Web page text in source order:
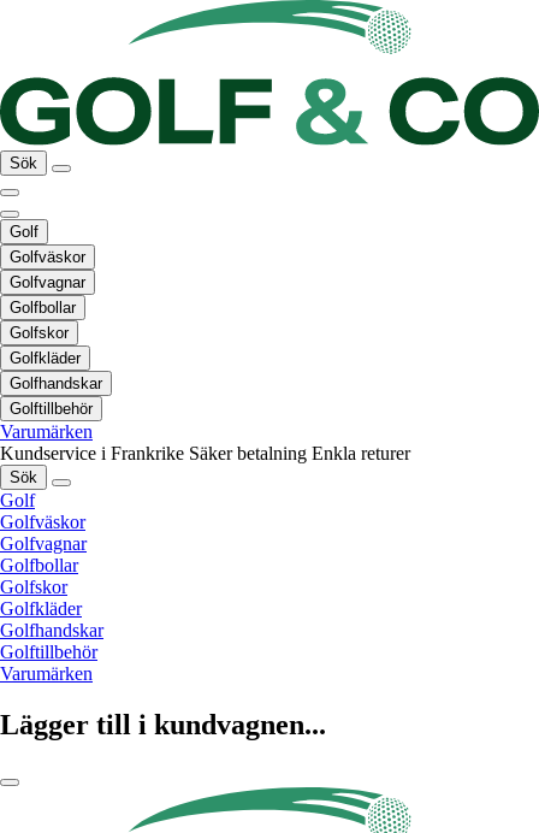
Sök
Golf
Golfväskor
Golfvagnar
Golfbollar
Golfskor
Golfkläder
Golfhandskar
Golftillbehör
Varumärken
Kundservice i Frankrike Säker betalning Enkla returer
Sök
Golf
Golfväskor
Golfvagnar
Golfbollar
Golfskor
Golfkläder
Golfhandskar
Golftillbehör
Varumärken
Lägger till i kundvagnen...